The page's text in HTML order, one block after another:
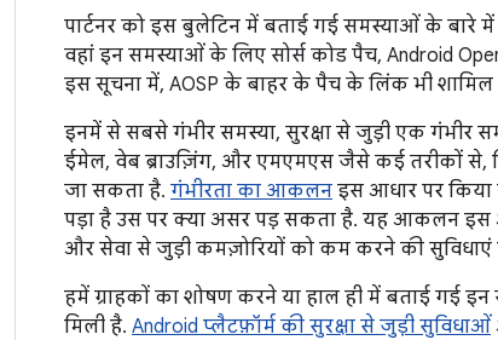
पार्टनर को इस बुलेटिन में बताई गई समस्याओं के बारे
वहां इन समस्याओं के लिए सोर्स कोड पैच, Android
इस सूचना में, AOSP के बाहर के पैच के लिंक भी शामिल
इनमें से सबसे गंभीर समस्या, सुरक्षा से जुड़ी एक गंभीर
ईमेल, वेब ब्राउज़िंग, और एमएमएस जैसे कई तरीकों से,
जा सकता है. गंभीरता का आकलन इस आधार पर किया
पड़ा है उस पर क्या असर पड़ सकता है. यह आकलन इस
और सेवा से जुड़ी कमज़ोरियों को कम करने की सुविधाएं
हमें ग्राहकों का शोषण करने या हाल ही में बताई गई
मिली है. Android प्लैटफ़ॉर्म की सुरक्षा से जुड़ी सुविधाओं